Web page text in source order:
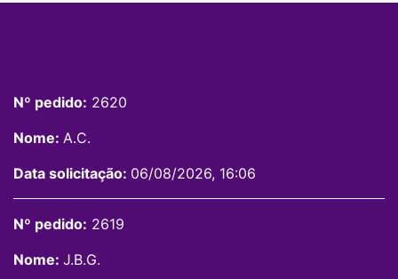
Nº pedido: 2620
Nome: A.C.
Data solicitação: 06/08/2026, 16:06
Nº pedido: 2619
Nome: J.B.G.